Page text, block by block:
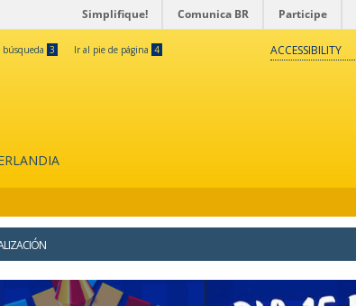
Simplifique! Comunica BR Participe
búsqueda 3 Ir al pie de página 4 ACCESSIBILITY